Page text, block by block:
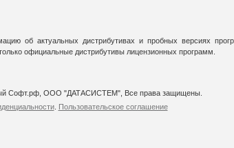
об актуальных дистрибутивах и пробных версиях
официальные дистрибутивы лицензионных программ.
Софт.рф, ООО "ДАТАСИСТЕМ", Все права защищены.
. Пользовательское соглашение